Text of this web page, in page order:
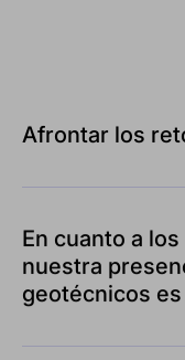
Afrontar los
En cuanto a
nuestra
geotécnicos